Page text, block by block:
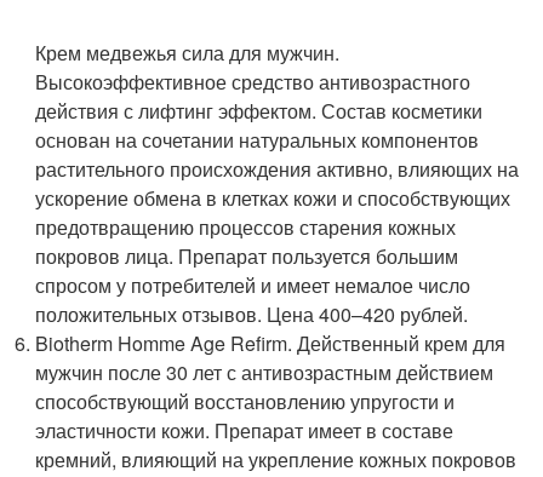
Крем медвежья сила для мужчин.
Высокоэффективное средство антивозрастного
действия с лифтинг эффектом. Состав косметики
основан на сочетании натуральных компонентов
растительного происхождения активно, влияющих на
ускорение обмена в клетках кожи и способствующих
предотвращению процессов старения кожных
покровов лица. Препарат пользуется большим
спросом у потребителей и имеет немалое число
положительных отзывов. Цена 400–420 рублей.
Biotherm Homme Age Refirm. Действенный крем для
мужчин после 30 лет с антивозрастным действием
способствующий восстановлению упругости и
эластичности кожи. Препарат имеет в составе
кремний, влияющий на укрепление кожных покровов